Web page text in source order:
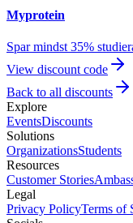
Myprotein
Spar mindst 35%
View discount code
Back to all discounts
Explore
EventsDiscounts
Solutions
OrganizationsStudents
Resources
Customer Stories
Legal
Privacy PolicyTerms of